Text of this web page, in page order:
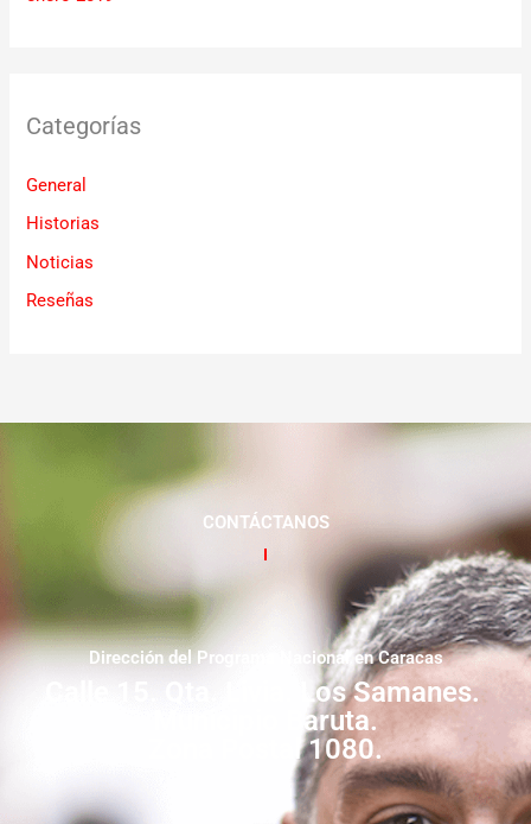
Categorías
General
Historias
Noticias
Reseñas
CONTÁCTANOS
Dirección del Programa Nacional en Caracas
Calle 15. Qta. Livia. Los Samanes.
Municipio Baruta.
Zona Postal 1080.